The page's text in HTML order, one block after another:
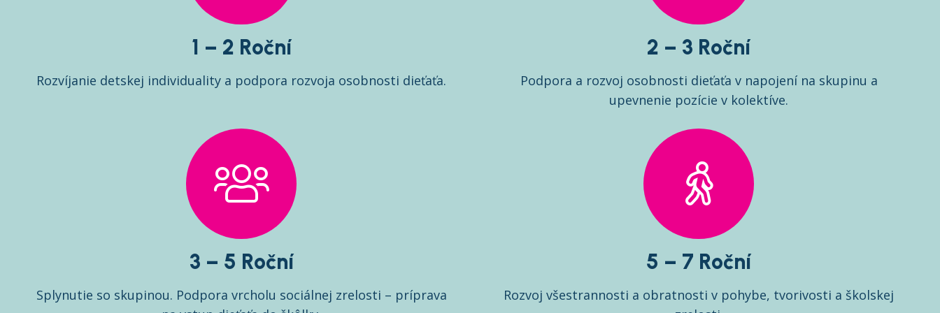
1 – 2 Roční
Rozvíjanie detskej individuality a podpora rozvoja osobnosti dieťaťa.
2 – 3 Roční
Podpora a rozvoj osobnosti dieťaťa v napojení na skupinu a
upevnenie pozície v kolektíve.
3 – 5 Roční
Splynutie so skupinou. Podpora vrcholu sociálnej zrelosti – príprava
5 – 7 Roční
Rozvoj všestrannosti a obratnosti v pohybe, tvorivosti a školskej